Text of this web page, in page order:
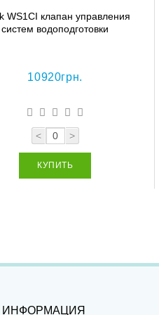
WS1CI клапан управления
систем водоподготовки
10920грн.
< >
КУПИТЬ
ИНФОРМАЦИЯ